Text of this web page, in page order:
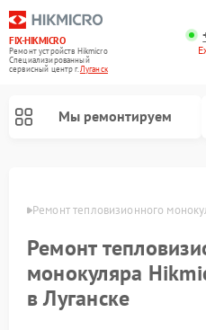
FIX-HIKMICRO
Ремонт устройств Hikmicro
Специализированный
cервисный центр г.Луганск
Мы ремонтируем
Ремонт тепловизионного
Ремонт
монокуляра
в Луганске